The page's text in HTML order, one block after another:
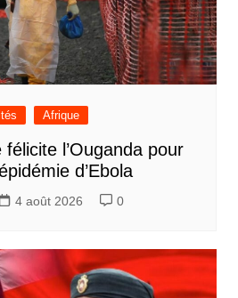
Afrique
l’Ouganda pour
d’Ebola
4 août 2026 0